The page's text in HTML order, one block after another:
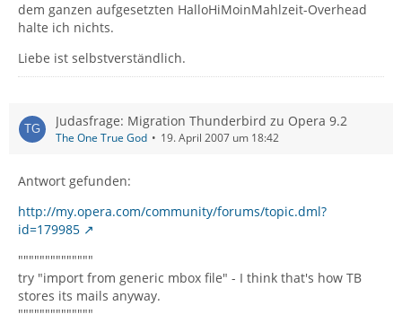
dem ganzen aufgesetzten HalloHiMoinMahlzeit-Overhead
halte ich nichts.
Liebe ist selbstverständlich.
Judasfrage: Migration Thunderbird zu Opera 9.2
The One True God 19. April 2007 um 18:42
Antwort gefunden:
http://my.opera.com/community/forums/topic.dml?
id=179985
""""""""""""""
try "import from generic mbox file" - I think that's how TB
stores its mails anyway.
""""""""""""""